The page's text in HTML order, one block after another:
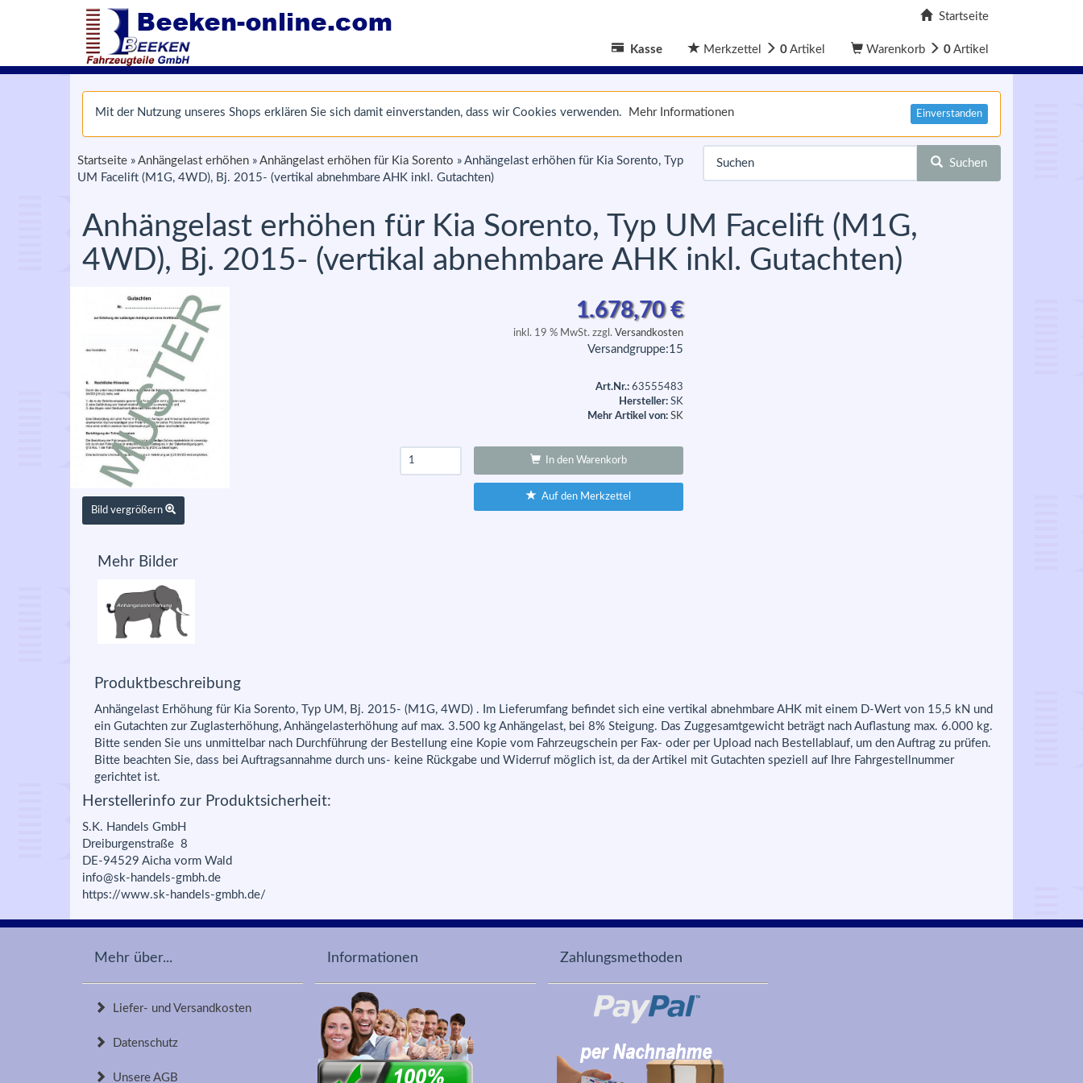
Startseite
Kasse Merkzettel 0 Artikel Warenkorb 0 Artikel
Mit der Nutzung unseres Shops erklären Sie sich damit einverstanden, dass wir Cookies verwenden. Mehr Informationen Einverstanden
Startseite » Anhängelast erhöhen » Anhängelast erhöhen für Kia Sorento » Anhängelast erhöhen für Kia Sorento, Typ
UM Facelift (M1G, 4WD), Bj. 2015- (vertikal abnehmbare AHK inkl. Gutachten)
Suchen
Anhängelast erhöhen für Kia Sorento, Typ UM Facelift (M1G,
4WD), Bj. 2015- (vertikal abnehmbare AHK inkl. Gutachten)
Bild vergrößern
1.678,70€
inkl. 19 % MwSt. zzgl. Versandkosten
Versandgruppe:15
Art.Nr.: 63555483
Hersteller: SK
Mehr Artikel von: SK
In den Warenkorb
Auf den Merkzettel
Mehr Bilder
Produktbeschreibung
Anhängelast Erhöhung für Kia Sorento, Typ UM, Bj. 2015- (M1G, 4WD) . Im Lieferumfang befindet sich eine vertikal abnehmbare AHK mit einem D-Wert von 15,5 kN und
ein Gutachten zur Zuglasterhöhung, Anhängelasterhöhung auf max. 3.500 kg Anhängelast, bei 8% Steigung. Das Zuggesamtgewicht beträgt nach Auflastung max. 6.000 kg.
Bitte senden Sie uns unmittelbar nach Durchführung der Bestellung eine Kopie vom Fahrzeugschein per Fax- oder per Upload nach Bestellablauf, um den Auftrag zu prüfen.
Bitte beachten Sie, dass bei Auftragsannahme durch uns- keine Rückgabe und Widerruf möglich ist, da der Artikel mit Gutachten speziell auf Ihre Fahrgestellnummer
gerichtet ist.
Herstellerinfo zur Produktsicherheit:
S.K. Handels GmbH
Dreiburgenstraße 8
DE-94529 Aicha vorm Wald
info@sk-handels-gmbh.de
https://www.sk-handels-gmbh.de/
Mehr über...
Liefer- und Versandkosten
Datenschutz
Unsere AGB
Informationen Zahlungsmethoden